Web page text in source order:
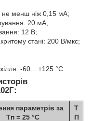
не менш ніж 0,15 мА;
20 мА;
12 В;
стані: 200 В/мкс;
-60... +125 °С
параметрів за
Тп = 25 °C
T
П